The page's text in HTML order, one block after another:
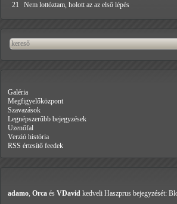
21
Nem lottóztam, holott az az első lépés
Galéria
Megfigyelőközpont
Szavazások
Legnépszerűbb bejegyzések
Üzenőfal
Verzió história
RSS értesítő feedek
adamo, Orca és VDavid kedveli Haszprus bejegyzését: